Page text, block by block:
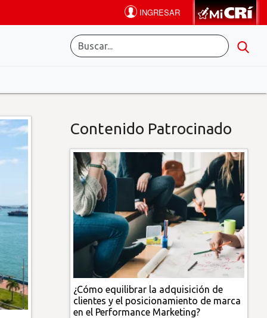
Contenido Patrocinado
¿Cómo equilibrar la adquisición de
clientes y el posicionamiento de marca
en el Performance Marketing?